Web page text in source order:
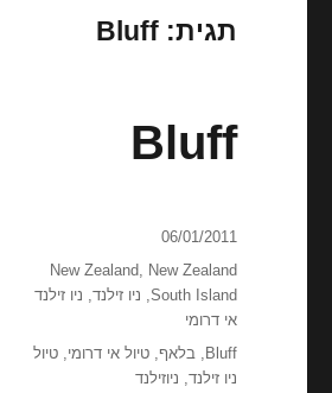
תגית:Bluff
Bluff
פורסם
בתאריך
06/01/2011
קטגוריות
New Zealand, New Zealand
South Island
, ניו זילנד, ניו זילנד
אי דרומי
תגיות
Bluff
,בלאף,טיול אי דרומי,טיול
ניו זילנד, ניוזילנד